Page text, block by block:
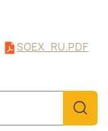
SOEX_RU.PDF